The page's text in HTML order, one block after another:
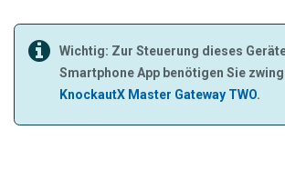
Wichtig: Zur Steuerung dieses
Smartphone App benötigen Sie
KnockautX Master Gateway TWO.